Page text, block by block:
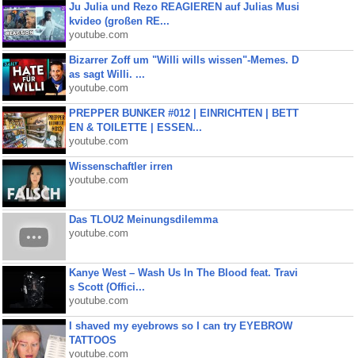
Ju Julia und Rezo REAGIEREN auf Julias Musi
kvideo (großen RE...
youtube.com
Bizarrer Zoff um "Willi wills wissen"-Memes. D
as sagt Willi. ...
youtube.com
PREPPER BUNKER #012 | EINRICHTEN | BETT
EN & TOILETTE | ESSEN...
youtube.com
Wissenschaftler irren
youtube.com
Das TLOU2 Meinungsdilemma
youtube.com
Kanye West – Wash Us In The Blood feat. Travi
s Scott (Offici...
youtube.com
I shaved my eyebrows so I can try EYEBROW
TATTOOS
youtube.com